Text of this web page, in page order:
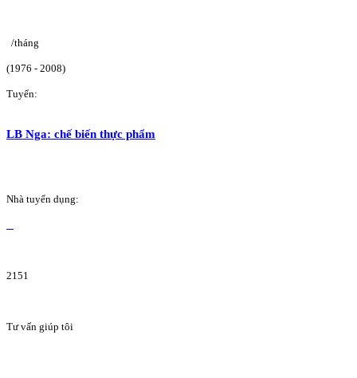
/tháng
(1976 - 2008)
Tuyển:
LB Nga: chế biến thực phẩm
Nhà tuyển dụng:
2151
Tư vấn giúp tôi